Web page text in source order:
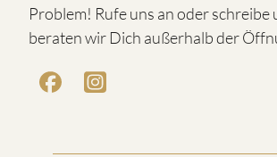
Problem! Rufe uns an oder schreibe
beraten wir Dich außerhalb der